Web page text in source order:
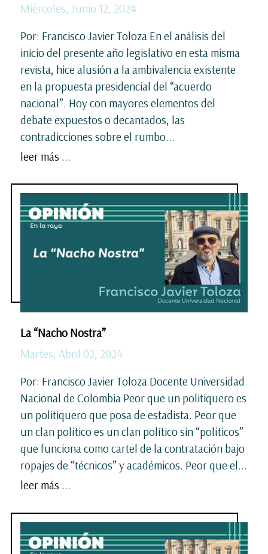
Miércoles, Junio 12, 2024
Por: Francisco Javier Toloza En el análisis del
inicio del presente año legislativo en esta misma
revista, hice alusión a la ambivalencia existente
en la propuesta presidencial del “acuerdo
nacional”. Hoy con mayores elementos del
debate expuestos o decantados, las
contradicciones sobre el rumbo...
leer más ...
La “Nacho Nostra”
Martes, Abril 02, 2024
Por: Francisco Javier Toloza Docente Universidad
Nacional de Colombia Peor que un politiquero es
un politiquero que posa de estadista. Peor que
un clan político es un clan político sin “políticos”
que funciona como cartel de la contratación bajo
ropajes de “técnicos” y académicos. Peor que el...
leer más ...